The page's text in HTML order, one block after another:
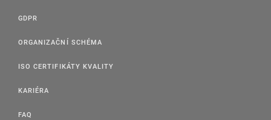
GDPR
ORGANIZAČNÍ SCHÉMA
ISO CERTIFIKÁTY KVALITY
KARIÉRA
FAQ